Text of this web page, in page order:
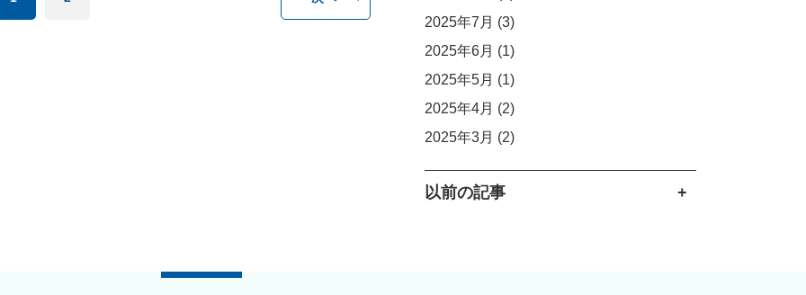
2025年7月 (3)
2025年6月 (1)
2025年5月 (1)
2025年4月 (2)
2025年3月 (2)
以前の記事